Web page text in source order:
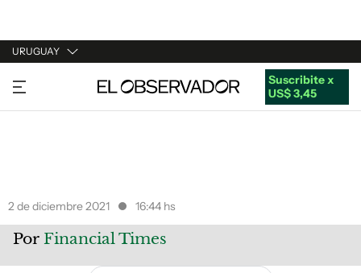
URUGUAY
URUGUAY
ARGENTINA
Suscribite x
US$ 3,45
2 de diciembre 2021 16:44 hs
Por Financial Times